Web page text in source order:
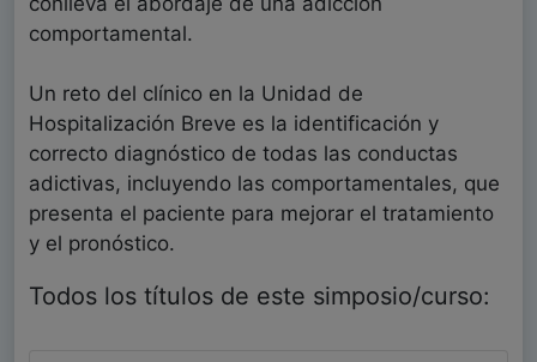
comportamental.
Un reto del clínico en la Unidad de
Hospitalización Breve es la identificación y
correcto diagnóstico de todas las conductas
adictivas, incluyendo las comportamentales, que
presenta el paciente para mejorar el tratamiento
y el pronóstico.
Todos los títulos de este simposio/curso: